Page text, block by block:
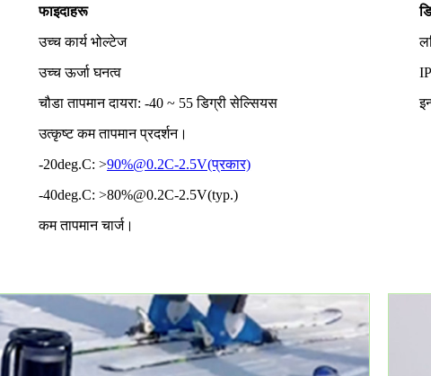
फाइदाहरू
उच्च कार्य भोल्टेज
उच्च ऊर्जा घनत्व
चौडा तापमान दायरा: -40 ~ 55 डिग्री सेल्सियस
उत्कृष्ट कम तापमान प्रदर्शन।
-20deg.C: >90%@0.2C-2.5V(प्रकार)
-40deg.C: >80%@0.2C-2.5V(typ.)
कम तापमान चार्ज।